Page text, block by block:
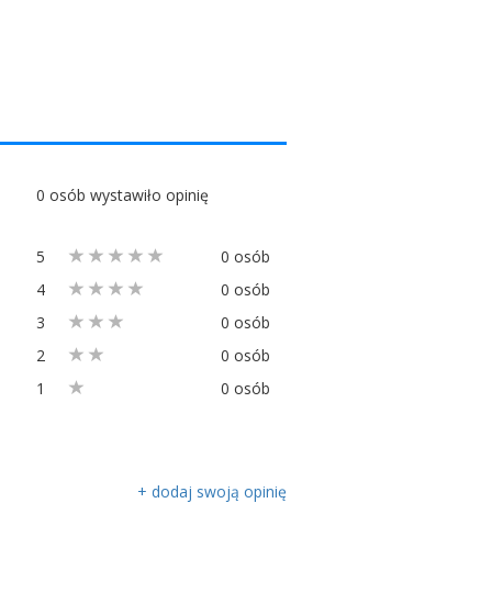
0 osób wystawiło opinię
5
0 osób
4
0 osób
3
0 osób
2
0 osób
1
0 osób
+ dodaj swoją opinię